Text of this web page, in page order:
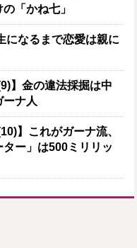
「かね七」
になるまで恋愛は親に
】金の違法採掘は中
ナ人
】これがガーナ流、
ー」は500ミリリッ